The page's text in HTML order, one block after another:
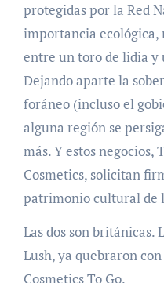
protegidas por la Red
importancia
entre un toro de lidia y
Dejando aparte la
foráneo (incluso el
alguna región se
más. Y estos negocios,
Cosmetics, solicitan
patrimonio cultural de
Las dos son británicas.
Lush, ya quebraron
Cosmetics To Go.